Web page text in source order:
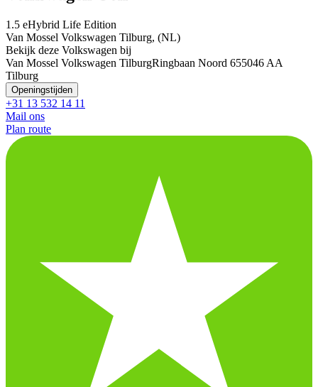
1.5 eHybrid Life Edition
Van Mossel Volkswagen Tilburg, (NL)
Bekijk deze Volkswagen bij
Van Mossel Volkswagen TilburgRingbaan Noord 655046 AA
Tilburg
Openingstijden
+31 13 532 14 11
Mail ons
Plan route